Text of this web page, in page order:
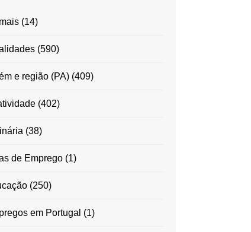
(14)
(590)
e região (PA)(409)
(402)
(38)
de Emprego(1)
(250)
em Portugal (1)